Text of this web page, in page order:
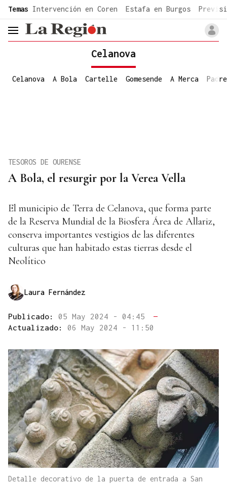
common.go-to-content
Temas Intervención en Coren Estafa en Burgos
header.menu.open
Celanova
Celanova A Bola Cartelle Gomesende A Merca
A Bola, el resurgir por la Verea Vella
TESOROS DE OURENSE
El municipio de Terra de Celanova, que forma parte
de la Reserva Mundial de la Biosfera Área de Allariz,
conserva importantes vestigios de las diferentes
culturas que han habitado estas tierras desde el
Neolítico
Laura Fernández
Publicado: 05 May 2024 - 04:45
—
Actualizado: 06 May 2024 - 11:50
Detalle decorativo de la puerta de entrada a San